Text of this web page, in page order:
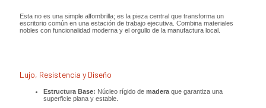
Esta no es una simple alfombrilla; es la pieza central que transforma un
escritorio común en una estación de trabajo ejecutiva. Combina materiales
nobles con funcionalidad moderna y el orgullo de la manufactura local.
Lujo, Resistencia y Diseño
Estructura Base: Núcleo rígido de maderaque garantiza una
superficie plana y estable.